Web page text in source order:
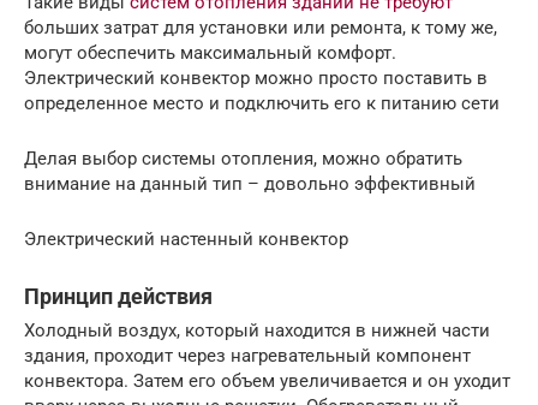
больших затрат для установки или ремонта, к тому же,
могут обеспечить максимальный комфорт.
Электрический конвектор можно просто поставить в
определенное место и подключить его к питанию сети
Делая выбор системы отопления, можно обратить
внимание на данный тип – довольно эффективный
Электрический настенный конвектор
Принцип действия
Холодный воздух, который находится в нижней части
здания, проходит через нагревательный компонент
конвектора. Затем его объем увеличивается и он уходит